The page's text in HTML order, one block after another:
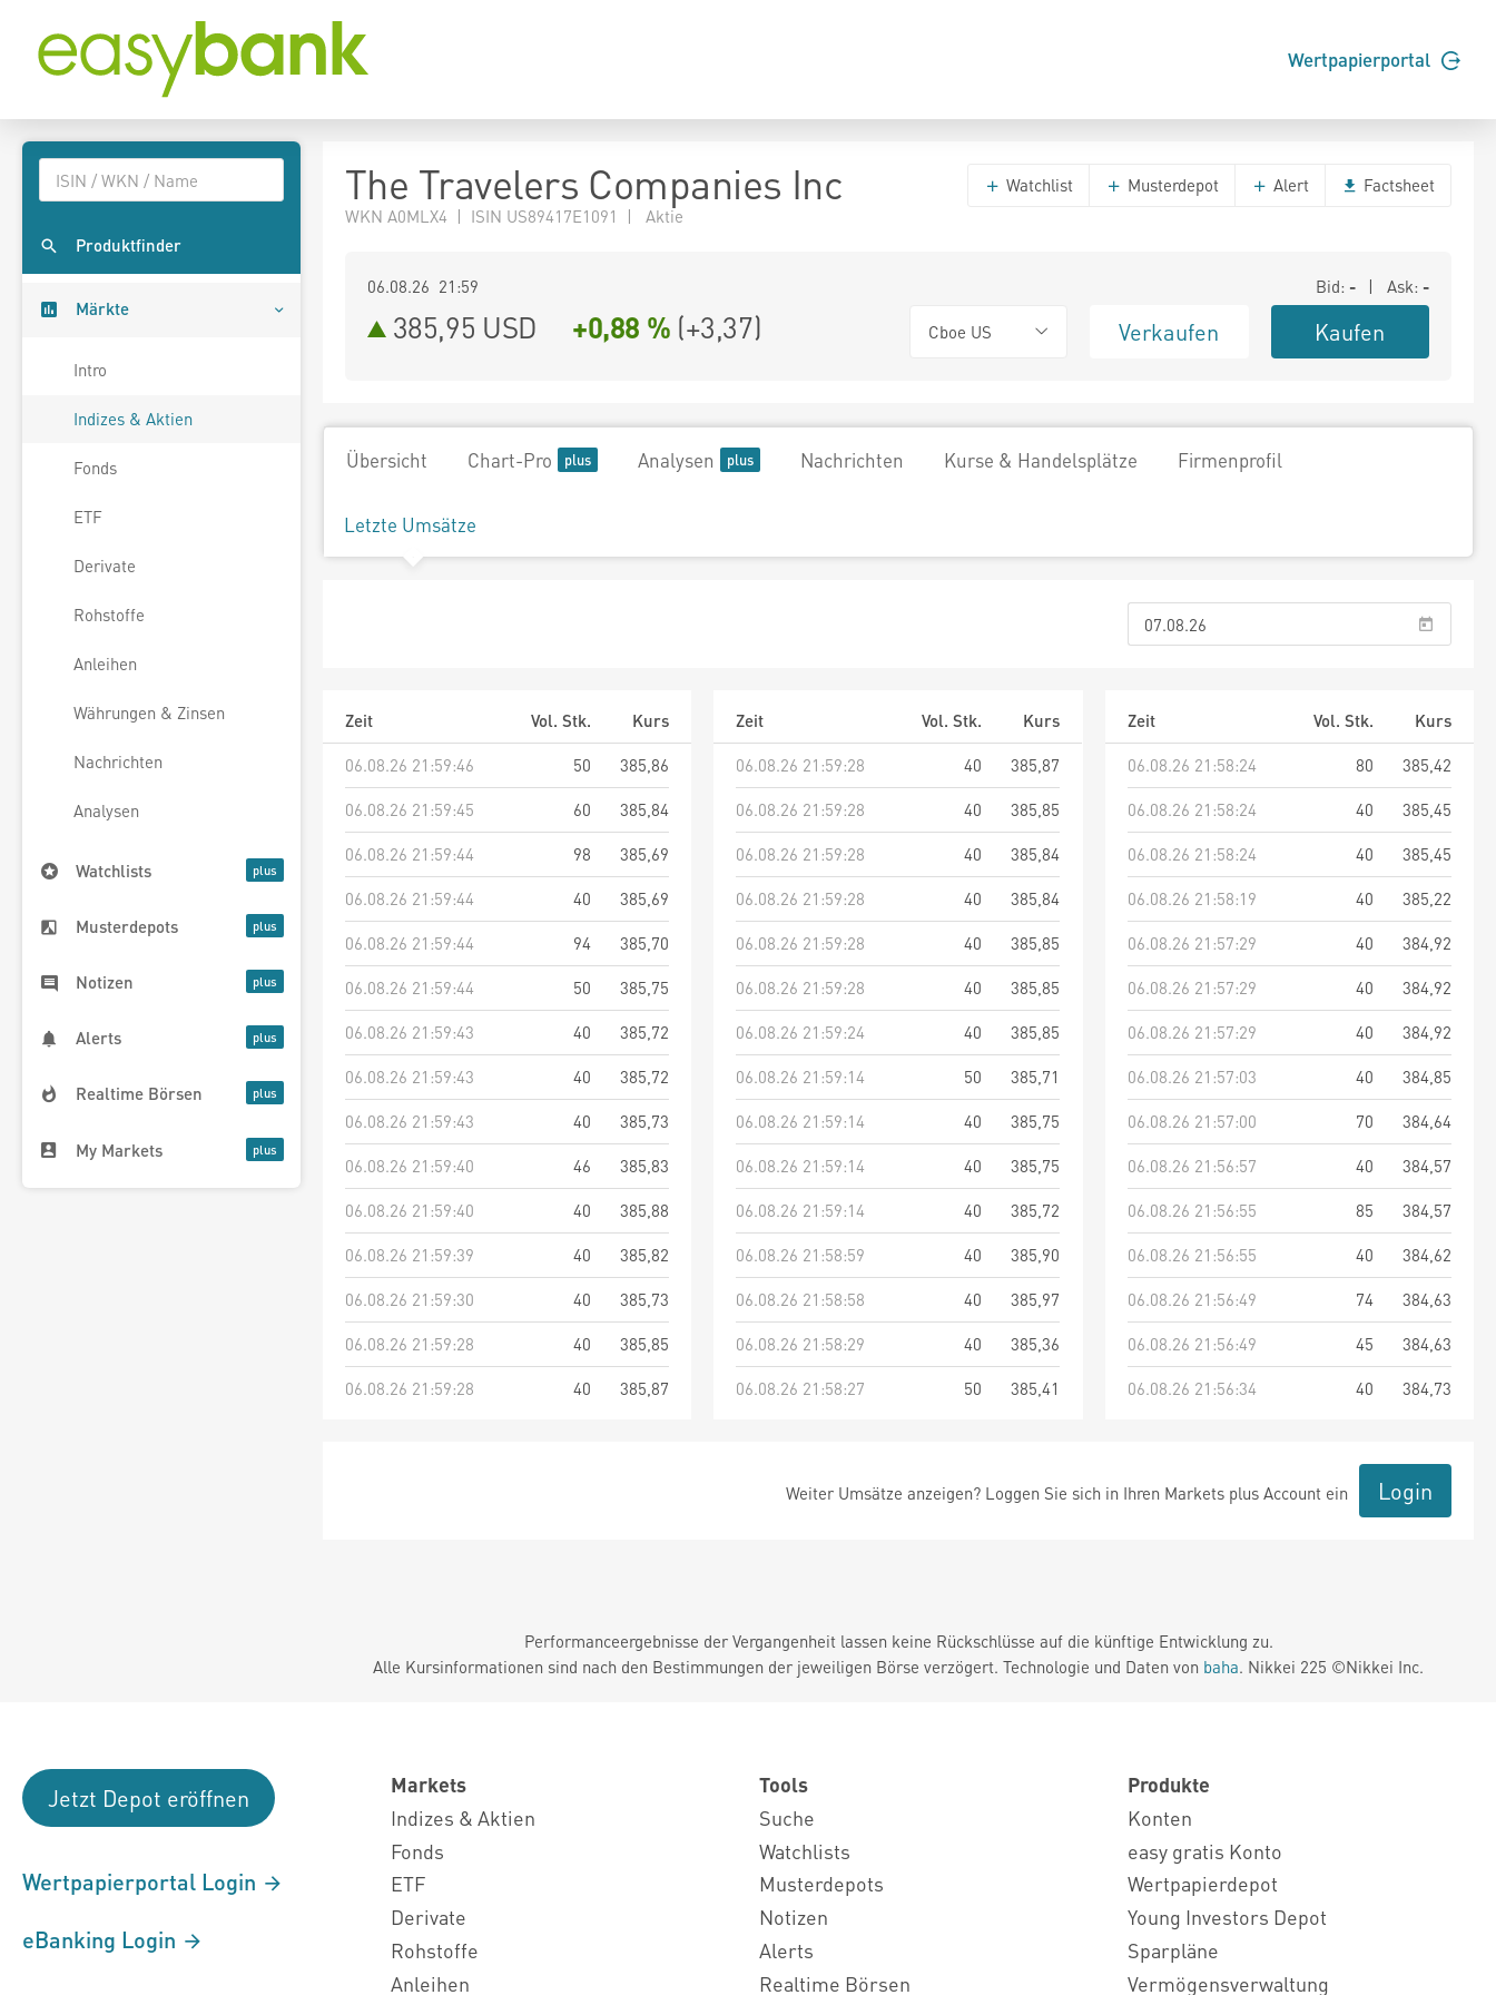
Wertpapierportal
Produktfinder
Märkte
Intro
Indizes & Aktien
Fonds
ETF
Derivate
Rohstoffe
Anleihen
Währungen & Zinsen
Nachrichten
Analysen
Watchlists
Musterdepots
Notizen
Alerts
Realtime Börsen
My Markets
The Travelers Companies Inc
WKN A0MLX4 | ISIN US89417E1091 | Aktie
Watchlist Musterdepot Alert Factsheet
06.08.26 21:59 Bid: - | Ask: -
385,95 USD +0,88 % (+3,37) Cboe US Verkaufen Kaufen
Übersicht Chart-Pro Analysen Nachrichten Kurse & Handelsplätze Firmenprofil
Letzte Umsätze
Zeit Vol. Stk.
Kurs
06.08.26 21:59:46
50
385,86
06.08.26 21:59:45
60
385,84
06.08.26 21:59:44
98
385,69
06.08.26 21:59:44
40
385,69
06.08.26 21:59:44
94
385,70
06.08.26 21:59:44
50
385,75
06.08.26 21:59:43
40
385,72
06.08.26 21:59:43
40
385,72
06.08.26 21:59:43
40
385,73
06.08.26 21:59:40
46
385,83
06.08.26 21:59:40
40
385,88
06.08.26 21:59:39
40
385,82
06.08.26 21:59:30
40
385,73
06.08.26 21:59:28
40
385,85
06.08.26 21:59:28
40 385,87
Zeit Vol. Stk.
Kurs
06.08.26 21:59:28
40
385,87
06.08.26 21:59:28
40
385,85
06.08.26 21:59:28
40
385,84
06.08.26 21:59:28
40
385,84
06.08.26 21:59:28
40
385,85
06.08.26 21:59:28
40
385,85
06.08.26 21:59:24
40
385,85
06.08.26 21:59:14
50
385,71
06.08.26 21:59:14
40
385,75
06.08.26 21:59:14
40
385,75
06.08.26 21:59:14
40
385,72
06.08.26 21:58:59
40
385,90
06.08.26 21:58:58
40
385,97
06.08.26 21:58:29
40
385,36
06.08.26 21:58:27
50 385,41
Zeit Vol. Stk.
Kurs
06.08.26 21:58:24
80
385,42
06.08.26 21:58:24
40
385,45
06.08.26 21:58:24
40
385,45
06.08.26 21:58:19
40
385,22
06.08.26 21:57:29
40
384,92
06.08.26 21:57:29
40
384,92
06.08.26 21:57:29
40
384,92
06.08.26 21:57:03
40
384,85
06.08.26 21:57:00
70
384,64
06.08.26 21:56:57
40
384,57
06.08.26 21:56:55
85
384,57
06.08.26 21:56:55
40
384,62
06.08.26 21:56:49
74
384,63
06.08.26 21:56:49
45
384,63
06.08.26 21:56:34
40 384,73
Weiter Umsätze anzeigen? Loggen Sie sich in Ihren Markets plus Account ein Login
Performanceergebnisse der Vergangenheit lassen keine Rückschlüsse auf die künftige Entwicklung zu.
Alle Kursinformationen sind nach den Bestimmungen der jeweiligen Börse verzögert. Technologie und Daten von baha. Nikkei 225 ©Nikkei Inc.
Jetzt Depot eröffnen
Wertpapierportal Login
eBanking Login
Markets
Indizes & Aktien
Fonds
ETF
Derivate
Rohstoffe
Anleihen
Tools
Suche
Watchlists
Musterdepots
Notizen
Alerts
Realtime Börsen
Produkte
Konten
easy gratis Konto
Wertpapierdepot
Young Investors Depot
Sparpläne
Vermögensverwaltung